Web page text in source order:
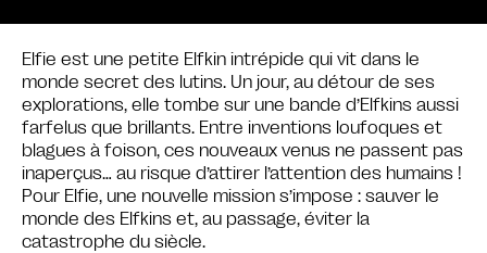
Elfie est une petite Elfkin intrépide qui vit dans le
monde secret des lutins. Un jour, au détour de ses
explorations, elle tombe sur une bande d’Elfkins aussi
farfelus que brillants. Entre inventions loufoques et
blagues à foison, ces nouveaux venus ne passent pas
inaperçus… au risque d’attirer l’attention des humains !
Pour Elfie, une nouvelle mission s’impose : sauver le
monde des Elfkins et, au passage, éviter la
catastrophe du siècle.